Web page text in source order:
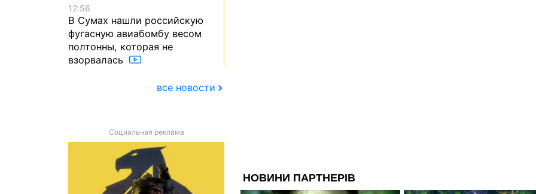
12:56
В Сумах нашли российскую
фугасную авиабомбу весом
полтонны, которая не
взорвалась
все новости
Социальная реклама